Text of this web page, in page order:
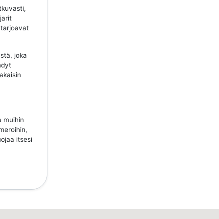
joka
muihin
itsesi